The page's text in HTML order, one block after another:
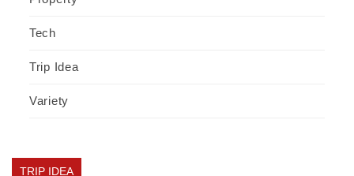
Tech
Trip Idea
Variety
TRIP IDEA